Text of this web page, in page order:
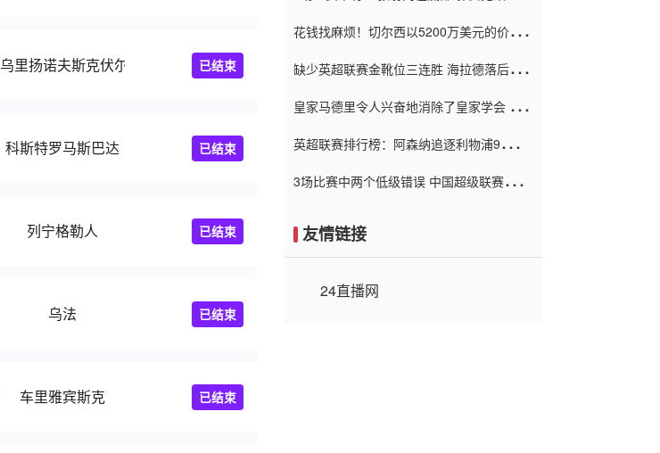
乌里扬诺夫斯克伏尔加 已结束
科斯特罗马斯巴达 已结束
列宁格勒人 已结束
乌法 已结束
车里雅宾斯克 已结束
花钱找麻烦！切尔西以5200万美元的价格
窗口
缺少英超联赛金靴位三连胜 海拉德落后6球
皇家马德里令人兴奋地消除了皇家学会 安
英超联赛排行榜：阿森纳追逐利物浦9分 曼
3场比赛中两个低级错误 中国超级联赛的前
友情链接
24直播网